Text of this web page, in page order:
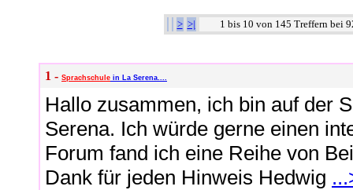
> >| 1 bis 10 von 145 Treffern bei
1 - Sprachschule in La Serena....
Hallo zusammen, ich bin auf der
Serena. Ich würde gerne einen
Forum fand ich eine Reihe von
Dank für jeden Hinweis Hedwig